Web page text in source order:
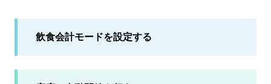
飲食会計モードを設定する